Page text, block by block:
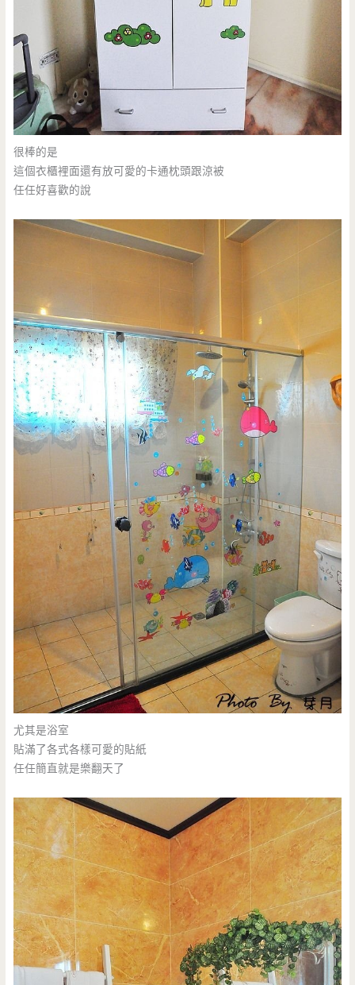
很棒的是
這個衣櫃裡面還有放可愛的卡通枕頭跟涼被
任任好喜歡的說
尤其是浴室
貼滿了各式各樣可愛的貼紙
任任簡直就是樂翻天了